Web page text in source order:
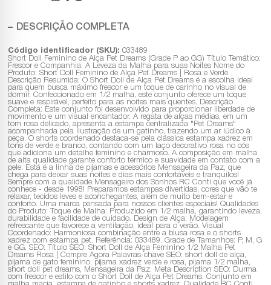
DESCRIÇÃO COMPLETA
Código identificador (SKU): 033489
Short Doll Feminino de Alça Pet Dreams (Grade P ao GG) Título Temático:
Frescor e Companhia: A Leveza da Malha para suas Noites Nome do
Produto: Short Doll Feminino de Alça Pet Dreams | Rosa e Verde
Descrição Resumida: O Short Doll de Alça Pet Dreams é a escolha ideal
para quem busca máximo frescor e um toque de carinho no visual de
dormir. Confeccionado em 1/2 malha, este conjunto oferece um toque
suave e respirável, perfeito para as noites mais quentes. Descrição
Completa: Este conjunto foi desenvolvido para proporcionar liberdade de
movimento e um visual encantador. A regata de alças médias, em um
tom rosa delicado, apresenta a estampa centralizada "Pet Dreams"
acompanhada pela ilustração de um gatinho, trazendo um ar lúdico à
peça. O shorts coordenado destaca-se pela clássica estampa xadrez em
tons de verde e branco, contando com um laço decorativo rosa no cós
que adiciona um detalhe feminino e charmoso. A composição em malha
de alta qualidade garante conforto térmico e suavidade em contato com a
pele. Está é a linha de pijamas e acessórios Mensageira da Paz, que
chega para deixar suas noites e dias mais confortáveis e tranquilos!
Sempre com a qualidade Mensageiro dos Sonhos RC Conti que você já
conhece - desde 1998! Preparamos estampas divertidas, cores que vão te
relaxar, tecidos leves e aconchegantes, além de muito bem-estar e
conforto. Uma marca pensada para nossos clientes especiais! Qualidades
do Produto: Toque de Malha: Produzido em 1/2 malha, garantindo leveza,
durabilidade e facilidade de cuidado. Design de Alça: Modelagem
refrescante que favorece a ventilação, ideal para o verão. Visual
Coordenado: Harmoniosa combinação entre a blusa rosa e o shorts
xadrez com estampa pet. Referência: 033489. Grade de Tamanhos: P, M, G
e GG. SEO: Título SEO: Short Doll de Alça Feminino 1/2 Malha Pet
Dreams Rosa | Compre Agora Palavras-chave SEO: short doll de alça,
pijama de gato feminino, pijama xadrez verde e rosa, pijama 1/2 malha,
short doll pet dreams, Mensageira da Paz. Meta Description SEO: Durma
com frescor e estilo com o Short Doll de Alça Pet Dreams. Conjunto em